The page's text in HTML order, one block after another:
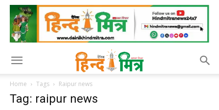
Home Tags Raipur news
Tag: raipur news